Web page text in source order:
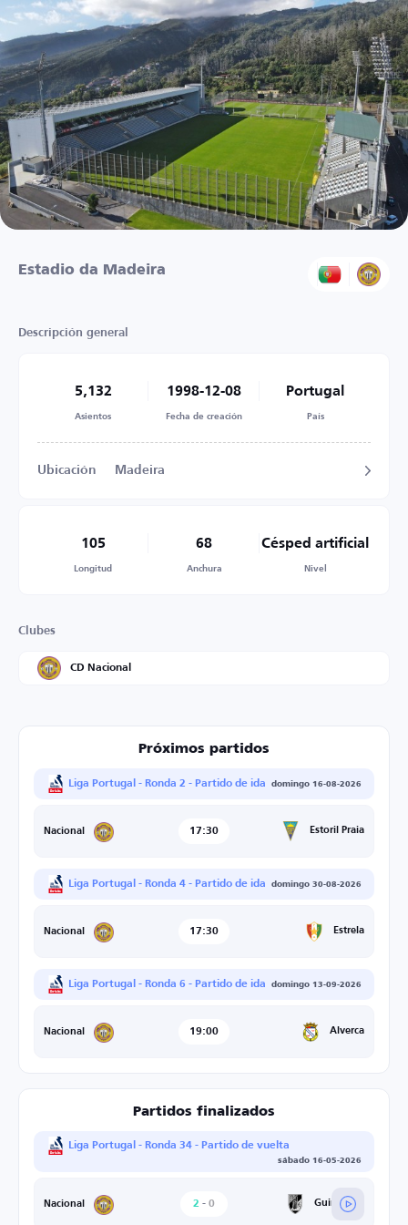
Estadio da Madeira
Descripción general
5,132
Asientos
1998-12-08
Fecha de creación
Portugal
País
Ubicación Madeira
105
Longitud
68
Anchura
Césped artificial
Nivel
Clubes
CD Nacional
Próximos partidos
Liga Portugal - Ronda 2 - Partido de ida domingo 16-08-2026
Nacional 17:30 Estoril Praia
Liga Portugal - Ronda 4 - Partido de ida domingo 30-08-2026
Nacional 17:30 Estrela
Liga Portugal - Ronda 6 - Partido de ida domingo 13-09-2026
Nacional 19:00 Alverca
Partidos finalizados
Liga Portugal - Ronda 34 - Partido de vuelta
sábado 16-05-2026
Nacional 2 - 0 Guimaraes